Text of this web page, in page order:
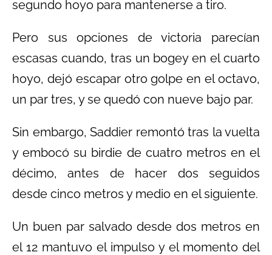
segundo hoyo para mantenerse a tiro.
Pero sus opciones de victoria parecían
escasas cuando, tras un bogey en el cuarto
hoyo, dejó escapar otro golpe en el octavo,
un par tres, y se quedó con nueve bajo par.
Sin embargo, Saddier remontó tras la vuelta
y embocó su birdie de cuatro metros en el
décimo, antes de hacer dos seguidos
desde cinco metros y medio en el siguiente.
Un buen par salvado desde dos metros en
el 12 mantuvo el impulso y el momento del